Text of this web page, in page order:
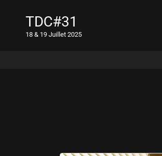
TDC#31
18 & 19 Juillet 2025